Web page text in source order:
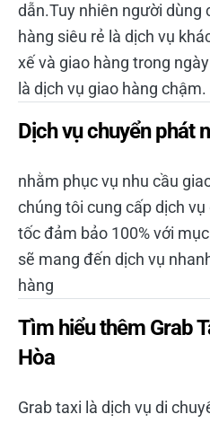
dẫn.Tuy nhiên người dùng
hàng siêu rẻ là dịch vụ
xế và giao hàng trong
là dịch vụ giao hàng chậm.
Dịch vụ chuyển phát
nhằm phục vụ nhu cầu
chúng tôi cung cấp dịch
tốc đảm bảo 100% với
sẽ mang đến dịch vụ
hàng
Tìm hiểu thêm Grab
Hòa
Grab taxi là dịch vụ di